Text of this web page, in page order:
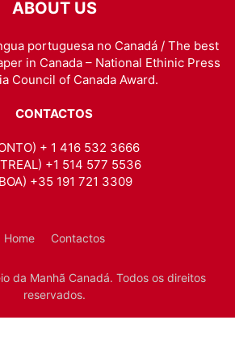
ABOUT US
portuguesa no Canadá / The best
in Canada – National Ethinic Press
Council of Canada Award.
CONTACTOS
+ 1 416 532 3666
+1 514 577 5536
+35 191 721 3309
Home Contactos
da Manhã Canadá. Todos os direitos
reservados.